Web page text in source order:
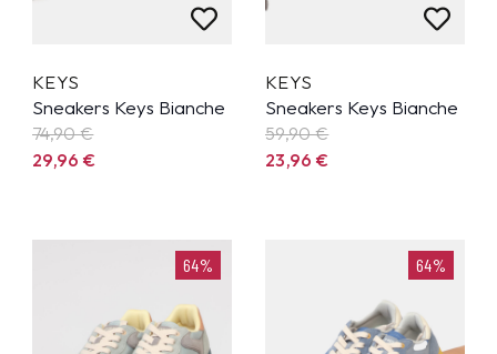
KEYS
Sneakers Keys Bianche
74,90€
29,96€
KEYS
Sneakers Keys Bianche
59,90€
23,96€
64% 64%